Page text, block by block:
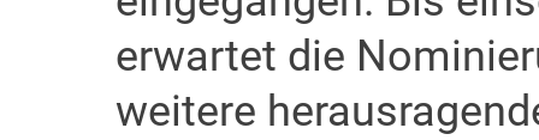
erwartet die
weitere